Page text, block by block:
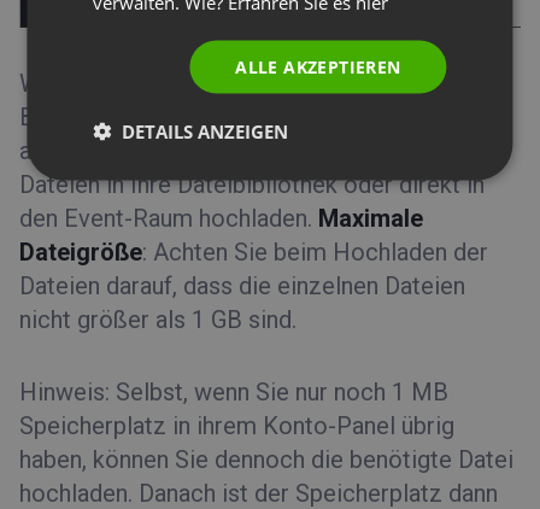
Wir empfehlen ausdrücklich, die Dateien vor
Beginn des Webinars hochzuladen, damit Sie
alles sofort verfügbar haben. Sie können die
Dateien in Ihre Dateibibliothek oder direkt in
den Event-Raum hochladen. Maximale
Dateigröße: Achten Sie beim Hochladen der
Dateien darauf, dass die einzelnen Dateien
nicht größer als 1 GB sind.
Hinweis: Selbst, wenn Sie nur noch 1 MB
Speicherplatz in ihrem Konto-Panel übrig
haben, können Sie dennoch die benötigte Datei
hochladen. Danach ist der Speicherplatz dann
ALLE AKZEPTIEREN
DETAILS ANZEIGEN